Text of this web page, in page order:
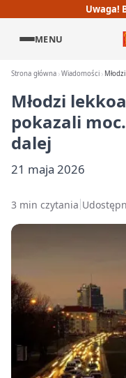
Uwaga!
MENU
Strona główna Wiadomości
Młodzi
pokazali
dalej
21 maja 2026
3 min czytania